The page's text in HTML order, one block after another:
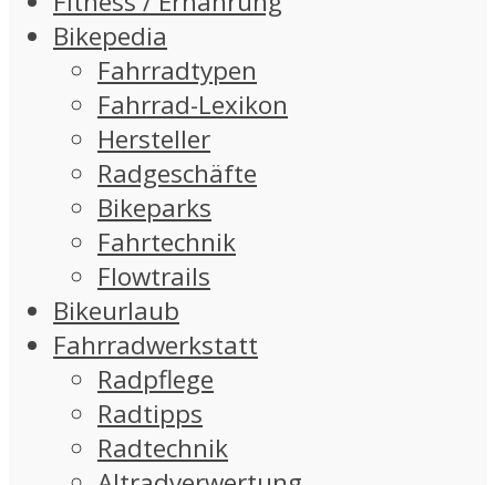
Bikepedia
Fahrradtypen
Fahrrad-Lexikon
Hersteller
Radgeschäfte
Bikeparks
Fahrtechnik
Flowtrails
Bikeurlaub
Fahrradwerkstatt
Radpflege
Radtipps
Radtechnik